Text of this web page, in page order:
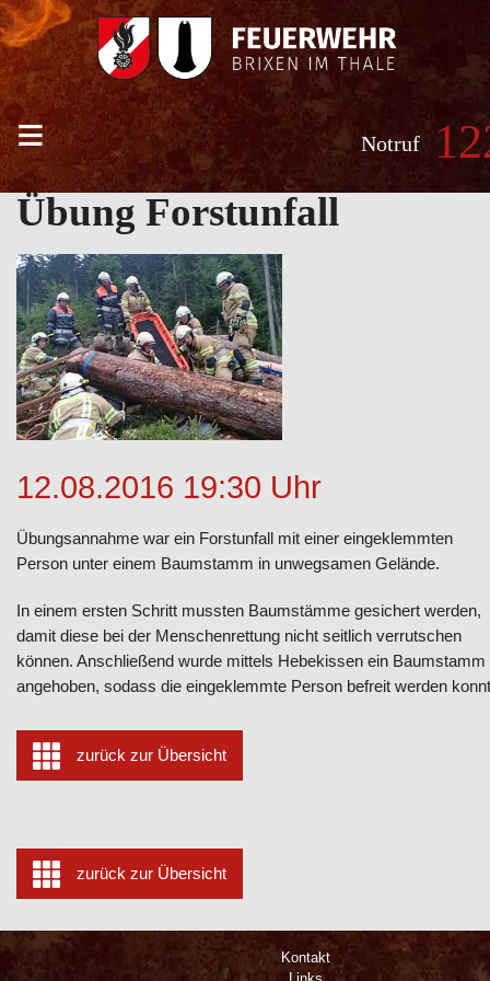
≡ Notruf
Übung Forstunfall
12.08.2016 19:30 Uhr
Übungsannahme war ein Forstunfall mit einer eingeklemmten
Person unter einem Baumstamm in unwegsamen Gelände.
In einem ersten Schritt mussten Baumstämme gesichert werden,
damit diese bei der Menschenrettung nicht seitlich verrutschen
können. Anschließend wurde mittels Hebekissen ein Baumstamm
angehoben, sodass die eingeklemmte Person befreit werden
zurück zur Übersicht
zurück zur Übersicht
Kontakt